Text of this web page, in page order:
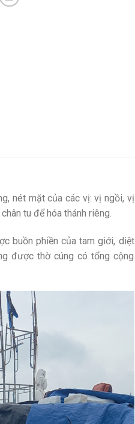
nét mặt của các vị: vị ngồi, vị
tu để hóa thánh riêng.
buồn phiền của tam giới, diệt
được thờ cúng có tổng cộng